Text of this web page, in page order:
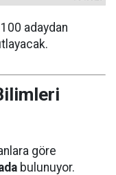
adaydan
göre
bulunuyor.